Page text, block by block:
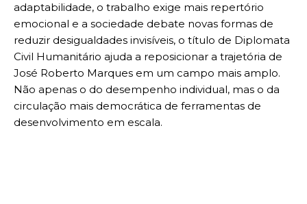
adaptabilidade, o trabalho exige mais repertório
emocional e a sociedade debate novas formas de
reduzir desigualdades invisíveis, o título de Diplomata
Civil Humanitário ajuda a reposicionar a trajetória de
José Roberto Marques em um campo mais amplo.
Não apenas o do desempenho individual, mas o da
circulação mais democrática de ferramentas de
desenvolvimento em escala.